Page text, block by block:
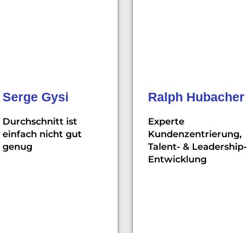
Serge Gysi
Durchschnitt ist
einfach nicht gut
genug
Ralph Hubacher
Experte
Kundenzentrierung,
Talent- & Leadership-
Entwicklung